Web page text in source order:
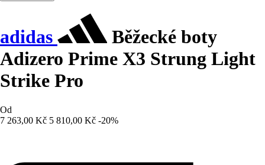
adidas
Běžecké boty
Adizero Prime X3 Strung Light
Strike Pro
Od
7 263,00 Kč 5 810,00 Kč -20%